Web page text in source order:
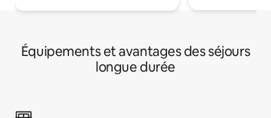
Équipements et avantages des séjours
longue durée